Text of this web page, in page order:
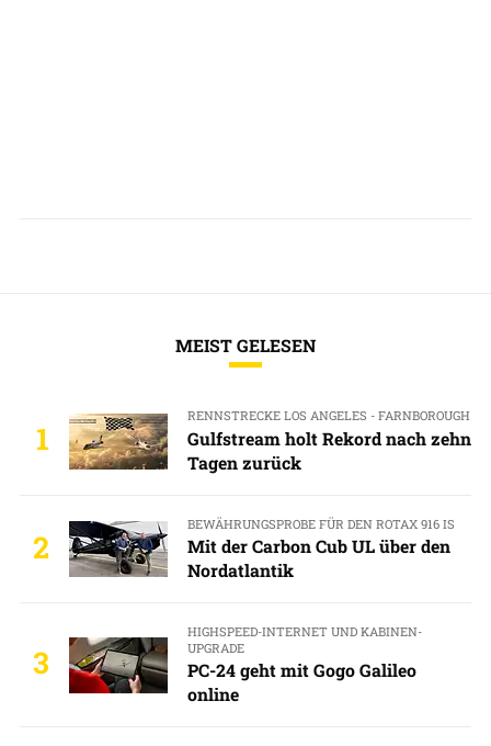
MEIST GELESEN
1
RENNSTRECKE LOS ANGELES - FARNBOROUGH
Gulfstream holt Rekord nach zehn
Tagen zurück
2
BEWÄHRUNGSPROBE FÜR DEN ROTAX 916 IS
Mit der Carbon Cub UL über den
Nordatlantik
3
HIGHSPEED-INTERNET UND KABINEN-
UPGRADE
PC-24 geht mit Gogo Galileo
online